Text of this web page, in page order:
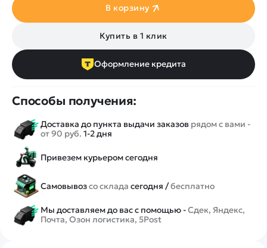
В корзину
Купить в 1 клик
Оформление кредита
Способы получения:
Доставка до пункта выдачи заказов рядом с вами -
от 90 руб. 1-2 дня
Привезем курьером сегодня
Самовывозсо склада сегодня /бесплатно
Мы доставляем до вас с помощью -Сдек, Яндекс,
Почта, Озон логистика, 5Post
Запчасти для моделей